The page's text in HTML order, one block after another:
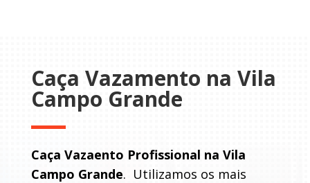
Caça Vazamento na Vila
Campo Grande
Caça Vazaento Profissional na Vila
Campo Grande. Utilizamos os mais